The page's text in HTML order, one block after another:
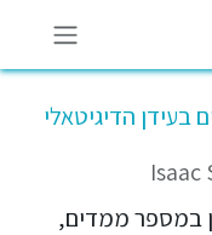
בעידן הדיגיטאלי
Isaac
במספר ממדים,